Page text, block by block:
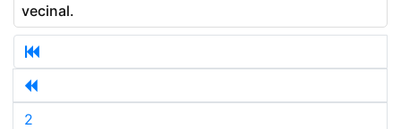
vecinal.
2